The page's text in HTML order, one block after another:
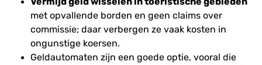
met opvallende borden en geen claims over
commissie; daar verbergen ze vaak kosten in
ongunstige koersen.
Geldautomaten zijn een goede optie, vooral die